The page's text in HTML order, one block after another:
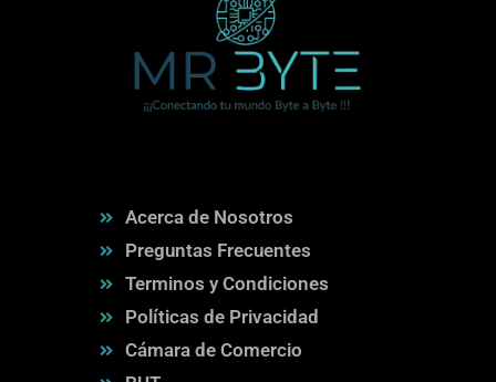
Acerca de Nosotros
Preguntas Frecuentes
Terminos y Condiciones
Políticas de Privacidad
Cámara de Comercio